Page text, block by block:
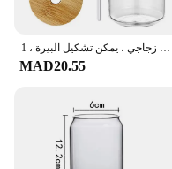
MAD20.55